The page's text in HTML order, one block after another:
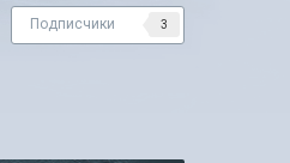
Подписчики 3